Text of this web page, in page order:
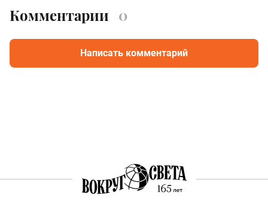
Комментарии 0
Написать комментарий